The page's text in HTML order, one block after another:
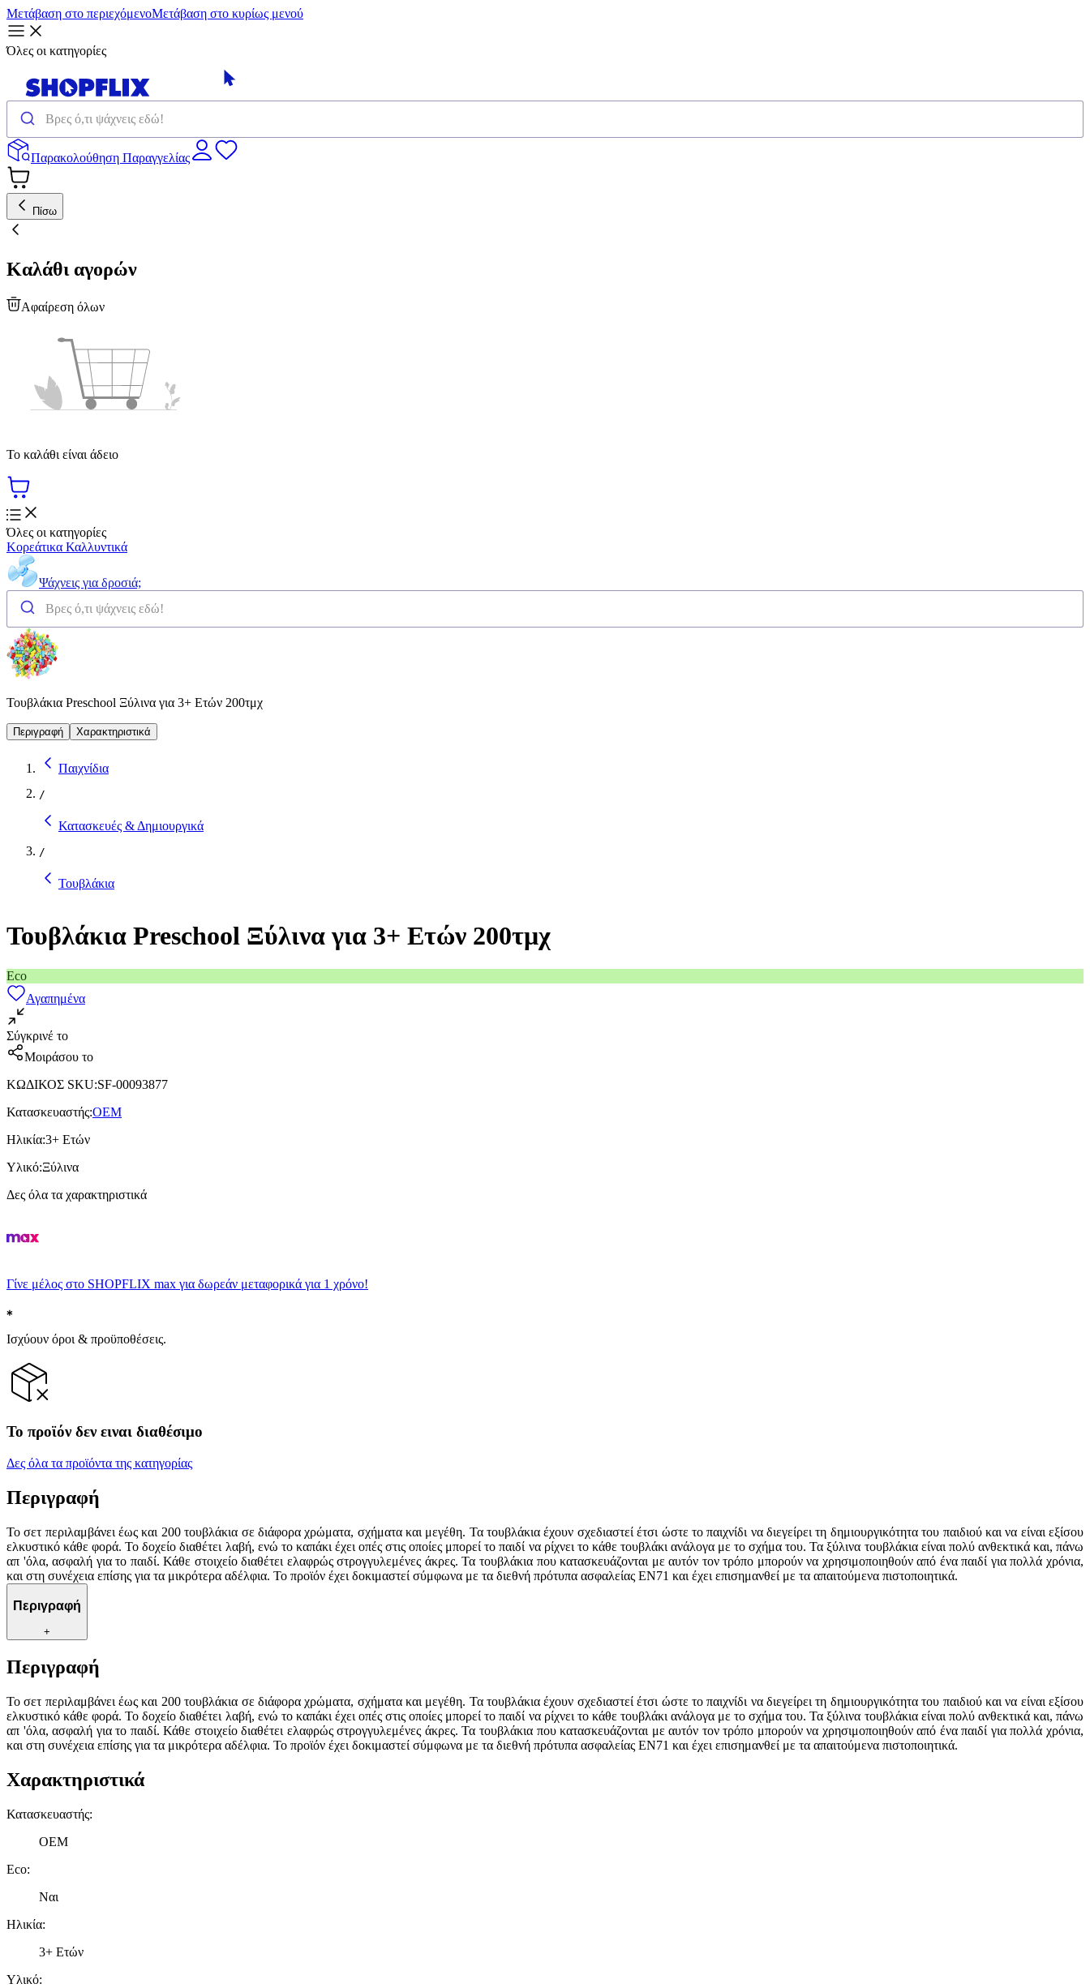
Μετάβαση στο περιεχόμενοΜετάβαση στο κυρίως μενού
Όλες οι κατηγορίες
Παρακολούθηση Παραγγελίας
Πίσω
Καλάθι αγορών
Αφαίρεση όλων
Το καλάθι είναι άδειο
Όλες οι κατηγορίες
Κορεάτικα Καλλυντικά
Ψάχνεις για δροσιά;
Τουβλάκια Preschool Ξύλινα για 3+ Ετών 200τμχ
Περιγραφή Χαρακτηριστικά
Παιχνίδια
/
Κατασκευές & Δημιουργικά
/
Τουβλάκια
Τουβλάκια Preschool Ξύλινα για 3+ Ετών 200τμχ
Eco
Αγαπημένα
Σύγκρινέ το
Μοιράσου το
ΚΩΔΙΚΟΣ SKU:SF-00093877
Κατασκευαστής:OEM
Ηλικία:3+ Ετών
Υλικό:Ξύλινα
Δες όλα τα χαρακτηριστικά
Γίνε μέλος στο SHOPFLIX max για δωρεάν μεταφορικά για 1 χρόνο!
Ισχύουν όροι & προϋποθέσεις.
Το προϊόν δεν ειναι διαθέσιμο
Δες όλα τα προϊόντα της κατηγορίας
Περιγραφή
Το σετ περιλαμβάνει έως και 200 τουβλάκια σε διάφορα χρώματα, σχήματα και μεγέθη. Τα τουβλάκια έχουν σχεδιαστεί έτσι ώστε το παιχνίδι να διεγείρει τη δημιουργικότητα του παιδιού και να είναι εξίσου
ελκυστικό κάθε φορά. Το δοχείο διαθέτει λαβή, ενώ το καπάκι έχει οπές στις οποίες μπορεί το παιδί να ρίχνει το κάθε τουβλάκι ανάλογα με το σχήμα του. Τα ξύλινα τουβλάκια είναι πολύ ανθεκτικά και, πάνω
απ 'όλα, ασφαλή για το παιδί. Κάθε στοιχείο διαθέτει ελαφρώς στρογγυλεμένες άκρες. Τα τουβλάκια που κατασκευάζονται με αυτόν τον τρόπο μπορούν να χρησιμοποιηθούν από ένα παιδί για πολλά χρόνια,
και στη συνέχεια επίσης για τα μικρότερα αδέλφια. Το προϊόν έχει δοκιμαστεί σύμφωνα με τα διεθνή πρότυπα ασφαλείας EN71 και έχει επισημανθεί με τα απαιτούμενα πιστοποιητικά.
Περιγραφή
+
Περιγραφή
Το σετ περιλαμβάνει έως και 200 τουβλάκια σε διάφορα χρώματα, σχήματα και μεγέθη. Τα τουβλάκια έχουν σχεδιαστεί έτσι ώστε το παιχνίδι να διεγείρει τη δημιουργικότητα του παιδιού και να είναι εξίσου
ελκυστικό κάθε φορά. Το δοχείο διαθέτει λαβή, ενώ το καπάκι έχει οπές στις οποίες μπορεί το παιδί να ρίχνει το κάθε τουβλάκι ανάλογα με το σχήμα του. Τα ξύλινα τουβλάκια είναι πολύ ανθεκτικά και, πάνω
απ 'όλα, ασφαλή για το παιδί. Κάθε στοιχείο διαθέτει ελαφρώς στρογγυλεμένες άκρες. Τα τουβλάκια που κατασκευάζονται με αυτόν τον τρόπο μπορούν να χρησιμοποιηθούν από ένα παιδί για πολλά χρόνια,
και στη συνέχεια επίσης για τα μικρότερα αδέλφια. Το προϊόν έχει δοκιμαστεί σύμφωνα με τα διεθνή πρότυπα ασφαλείας EN71 και έχει επισημανθεί με τα απαιτούμενα πιστοποιητικά.
Χαρακτηριστικά
Κατασκευαστής:
OEM
Eco:
Ναι
Ηλικία:
3+ Ετών
Υλικό: